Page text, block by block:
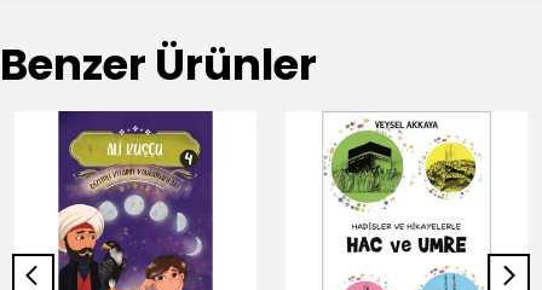
Benzer Ürünler